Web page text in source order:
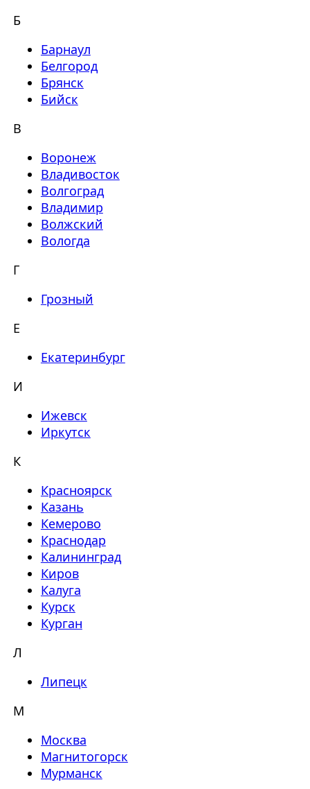
Б
Барнаул
Белгород
Брянск
Бийск
В
Воронеж
Владивосток
Волгоград
Владимир
Волжский
Вологда
Г
Грозный
Е
Екатеринбург
И
Ижевск
Иркутск
К
Красноярск
Казань
Кемерово
Краснодар
Калининград
Киров
Калуга
Курск
Курган
Л
Липецк
М
Москва
Магнитогорск
Мурманск